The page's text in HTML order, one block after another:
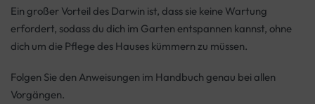
Ein großer Vorteil des Darwin ist, dass sie keine Wartung
erfordert, sodass du dich im Garten entspannen kannst, ohne
dich um die Pflege des Hauses kümmern zu müssen.
Folgen Sie den Anweisungen im Handbuch genau bei allen
Vorgängen.